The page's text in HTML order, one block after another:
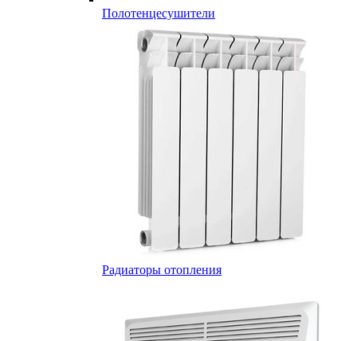
Полотенцесушители
Радиаторы отопления